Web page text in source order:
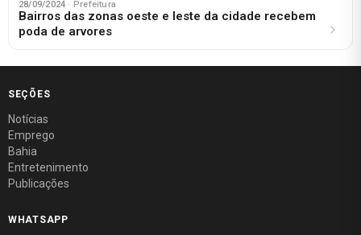
28/09/2024 · Prefeitura
Bairros das zonas oeste e leste da cidade recebem
poda de arvores
SEÇÕES
Notícias
Emprego
Bahia
Entretenimento
Publicações
WHATSAPP